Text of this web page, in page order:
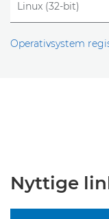
Operativsystem
Nyttige